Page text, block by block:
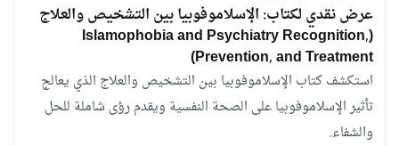
عرض نقدي لكتاب: الإسلاموفوبيا بين التشخيص والعلاج
(Islamophobia and Psychiatry Recognition,
Prevention, and Treatment)
استكشف كتاب الإسلاموفوبيا بين التشخيص والعلاج الذي يعالج
تأثير الإسلاموفوبيا على الصحة النفسية ويقدم رؤى شاملة للحل
والشفاء.